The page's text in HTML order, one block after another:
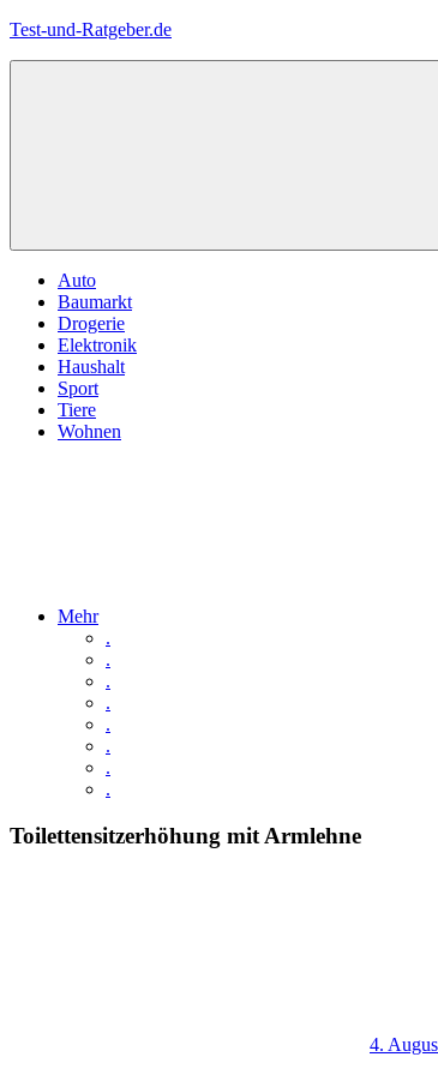
Zum
Test-und-Ratgeber.de
Menü
Auto
Baumarkt
Drogerie
Elektronik
Haushalt
Sport
Tiere
Wohnen
Mehr
.
.
.
.
.
.
.
.
Toilettensitzerhöhung mit Armlehne
4.